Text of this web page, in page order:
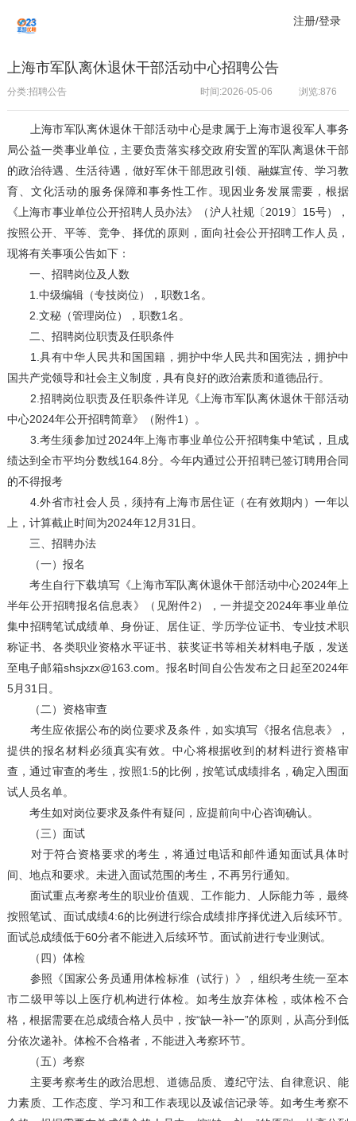
注册/登录
上海市军队离休退休干部活动中心招聘公告
分类:招聘公告 浏览:876
时间:2026-05-06
上海市军队离休退休干部活动中心是隶属于上海市退役军人事务
局公益一类事业单位，主要负责落实移交政府安置的军队离退休干部
的政治待遇、生活待遇，做好军休干部思政引领、融媒宣传、学习教
育、文化活动的服务保障和事务性工作。现因业务发展需要，根据
《上海市事业单位公开招聘人员办法》（沪人社规〔2019〕15号），
按照公开、平等、竞争、择优的原则，面向社会公开招聘工作人员，
现将有关事项公告如下：
一、招聘岗位及人数
1.中级编辑（专技岗位），职数1名。
2.文秘（管理岗位），职数1名。
二、招聘岗位职责及任职条件
1.具有中华人民共和国国籍，拥护中华人民共和国宪法，拥护中
国共产党领导和社会主义制度，具有良好的政治素质和道德品行。
2.招聘岗位职责及任职条件详见《上海市军队离休退休干部活动
中心2024年公开招聘简章》（附件1）。
3.考生须参加过2024年上海市事业单位公开招聘集中笔试，且成
绩达到全市平均分数线164.8分。今年内通过公开招聘已签订聘用合同
的不得报考
4.外省市社会人员，须持有上海市居住证（在有效期内）一年以
上，计算截止时间为2024年12月31日。
三、招聘办法
（一）报名
考生自行下载填写《上海市军队离休退休干部活动中心2024年上
半年公开招聘报名信息表》（见附件2），一并提交2024年事业单位
集中招聘笔试成绩单、身份证、居住证、学历学位证书、专业技术职
称证书、各类职业资格水平证书、获奖证书等相关材料电子版，发送
至电子邮箱shsjxzx@163.com。报名时间自公告发布之日起至2024年
5月31日。
（二）资格审查
考生应依据公布的岗位要求及条件，如实填写《报名信息表》，
提供的报名材料必须真实有效。中心将根据收到的材料进行资格审
查，通过审查的考生，按照1:5的比例，按笔试成绩排名，确定入围面
试人员名单。
考生如对岗位要求及条件有疑问，应提前向中心咨询确认。
（三）面试
对于符合资格要求的考生，将通过电话和邮件通知面试具体时
间、地点和要求。未进入面试范围的考生，不再另行通知。
面试重点考察考生的职业价值观、工作能力、人际能力等，最终
按照笔试、面试成绩4:6的比例进行综合成绩排序择优进入后续环节。
面试总成绩低于60分者不能进入后续环节。面试前进行专业测试。
（四）体检
参照《国家公务员通用体检标准（试行）》，组织考生统一至本
市二级甲等以上医疗机构进行体检。如考生放弃体检，或体检不合
格，根据需要在总成绩合格人员中，按“缺一补一”的原则，从高分到低
分依次递补。体检不合格者，不能进入考察环节。
（五）考察
主要考察考生的政治思想、道德品质、遵纪守法、自律意识、能
力素质、工作态度、学习和工作表现以及诚信记录等。如考生考察不